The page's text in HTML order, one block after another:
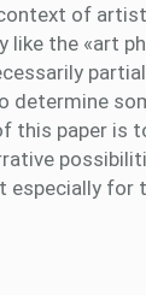
of
the «art
determine
this paper is
for